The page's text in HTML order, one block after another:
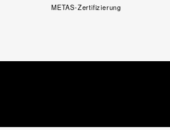
METAS-Zertifizierung